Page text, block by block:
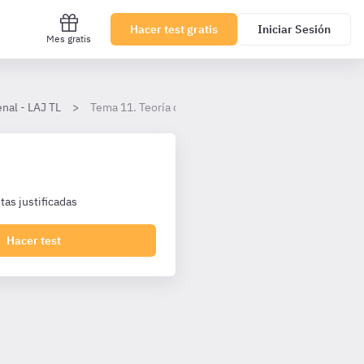
Mes gratis
Hacer test gratis Iniciar Sesión
- LAJ TL Tema 11. Teoría del concurso.
justificadas
Hacer test